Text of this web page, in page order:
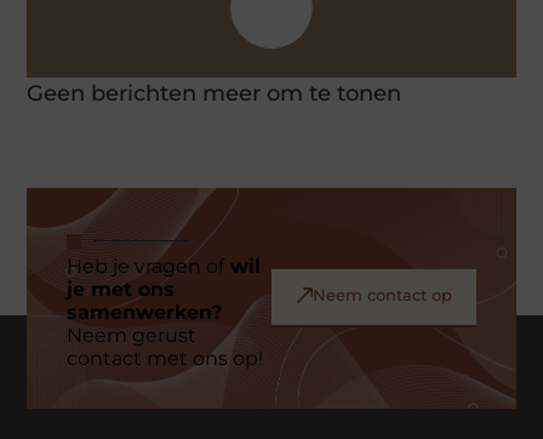
Geen berichten meer om te tonen
Heb je vragen ofwil
je met ons
samenwerken?
Neem gerust
contact met ons op!
Neem contact op